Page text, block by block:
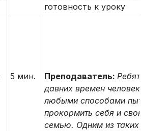
готовность к уроку
5 мин. Преподаватель:
давних времен человек
любыми способами
прокормить себя и
семью. Одним из таких